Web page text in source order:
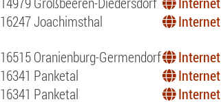
16247 Joachimsthal Internet
16515 Oranienburg-Germendorf Internet
16341 Panketal Internet
16341 Panketal Internet